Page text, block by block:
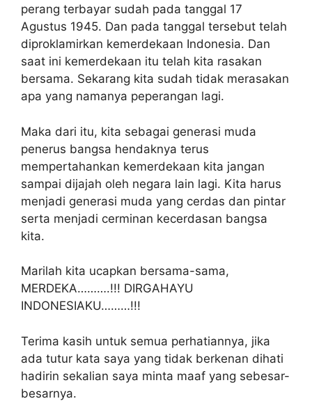
perang terbayar sudah pada tanggal 17
Agustus 1945. Dan pada tanggal tersebut telah
diproklamirkan kemerdekaan Indonesia. Dan
saat ini kemerdekaan itu telah kita rasakan
bersama. Sekarang kita sudah tidak merasakan
apa yang namanya peperangan lagi.
Maka dari itu, kita sebagai generasi muda
penerus bangsa hendaknya terus
mempertahankan kemerdekaan kita jangan
sampai dijajah oleh negara lain lagi. Kita harus
menjadi generasi muda yang cerdas dan pintar
serta menjadi cerminan kecerdasan bangsa
kita.
Marilah kita ucapkan bersama-sama,
MERDEKA……….!!! DIRGAHAYU
INDONESIAKU………!!!
Terima kasih untuk semua perhatiannya, jika
ada tutur kata saya yang tidak berkenan dihati
hadirin sekalian saya minta maaf yang sebesar-
besarnya.